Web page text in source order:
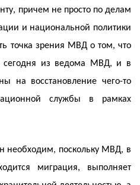
причем не просто по делам
и национальной политики
точка зрения МВД о том, что
сегодня из ведома МВД, и в
на восстановление чего-то
службы в рамках
необходим, поскольку МВД, в
миграция, выполняет